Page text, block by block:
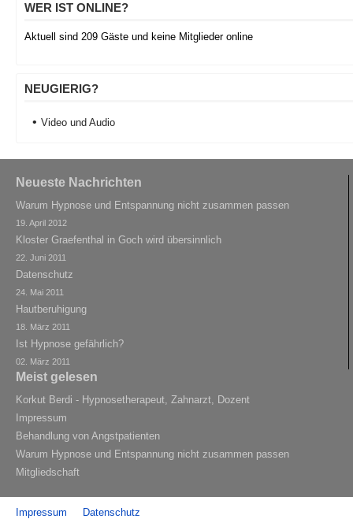
WER IST ONLINE?
Aktuell sind 209 Gäste und keine Mitglieder online
NEUGIERIG?
Video und Audio
Neueste Nachrichten
Warum Hypnose und Entspannung nicht zusammen passen
19. April 2012
Kloster Graefenthal in Goch wird übersinnlich
22. Juni 2011
Datenschutz
24. Mai 2011
Hautberuhigung
18. März 2011
Ist Hypnose gefährlich?
02. März 2011
Meist gelesen
Korkut Berdi - Hypnosetherapeut, Zahnarzt, Dozent
Impressum
Behandlung von Angstpatienten
Warum Hypnose und Entspannung nicht zusammen passen
Mitgliedschaft
Impressum Datenschutz